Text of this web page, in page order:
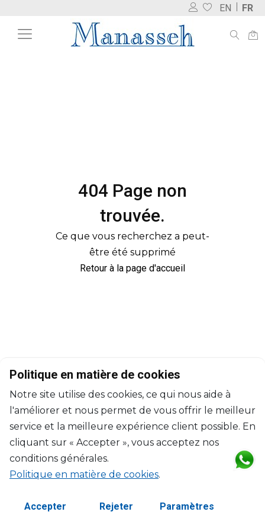
EN FR
404 Page non
trouvée.
Ce que vous recherchez a peut-
être été supprimé
Retour à la page d'accueil
Politique en matière de cookies
Notre site utilise des cookies, ce qui nous aide à
l'améliorer et nous permet de vous offrir le meilleur
service et la meilleure expérience client possible. En
cliquant sur « Accepter », vous acceptez nos
conditions générales.
Politique en matière de cookies.
Accepter Rejeter Paramètres